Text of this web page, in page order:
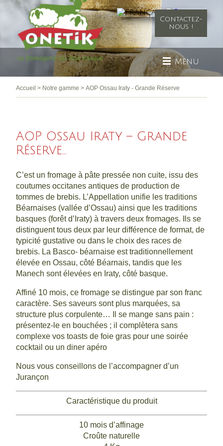
Menu
Contactez-
nous !
Accueil > Notre gamme > AOP Ossau Iraty - Grande Réserve
AOP Ossau Iraty – Grande
Réserve...
C’est un fromage à pâte pressée non cuite, issu des
coutumes occitanes antiques de production de
tommes de brebis. L’Appellation unifie les traditions
Béarnaises (vallée d’Ossau) ainsi que les traditions
basques (forêt d’Iraty) à travers deux fromages. Ils se
distinguent tous deux par leur différence de format, de
typicité gustative ou dans le choix des races de
brebis. La Basco- béarnaise est traditionnellement
élevée en Ossau, côté Béarnais, tandis que les
Manech sont élevées en Iraty, côté basque.
Affiné 10 mois, ce fromage se distingue par son franc
caractère. Ses saveurs sont plus marquées, sa
structure plus corpulente… Il se mange sans pain :
présentez-le en bouchées ; il complètera sans
complexe vos toasts de foie gras pour une soirée
cocktail ou un diner apéro
Nous vous conseillons de l’accompagner d’un
Jurançon
Caractéristique du produit
10 mois d’affinage
Croûte naturelle